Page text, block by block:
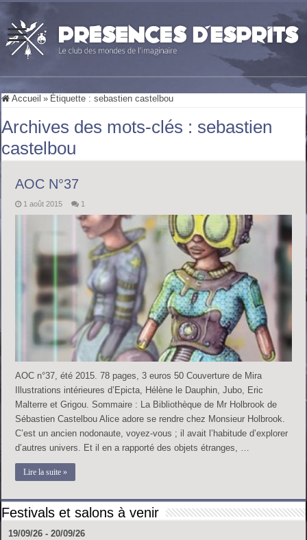
Accueil » Étiquette :sebastien castelbou
Archives des mots-clés : sebastien
castelbou
AOC N°37
1 août 2015 1
AOC n°37, été 2015. 78 pages, 3 euros 50 Couverture de Mira
Illustrations intérieures d’Epicta, Hélène le Dauphin, Jubo, Eric
Malterre et Grigou. Sommaire : La Bibliothèque de Mr Holbrook de
Sébastien Castelbou Alice adore se rendre chez Monsieur Holbrook.
C’est un ancien nodonaute, voyez-vous ; il avait l’habitude d’explorer
d’autres univers. Et il en a rapporté des objets étranges, …
Lire la suite »
Festivals et salons à venir
19/09/26 - 20/09/26